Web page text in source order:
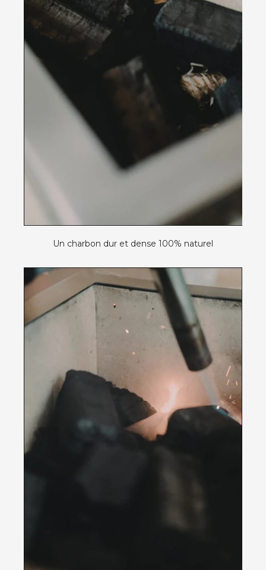
Un charbon dur et dense 100% naturel